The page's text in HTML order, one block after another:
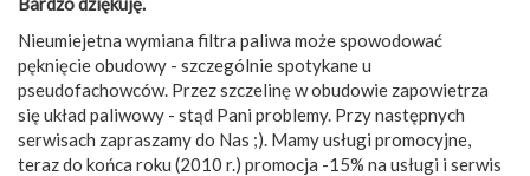
Nieumiejetna wymiana filtra paliwa może spowodować
pęknięcie obudowy - szczególnie spotykane u
pseudofachowców. Przez szczelinę w obudowie zapowietrza
się układ paliwowy - stąd Pani problemy. Przy następnych
serwisach zapraszamy do Nas ;). Mamy usługi promocyjne,
teraz do końca roku (2010 r.) promocja -15% na usługi i serwis